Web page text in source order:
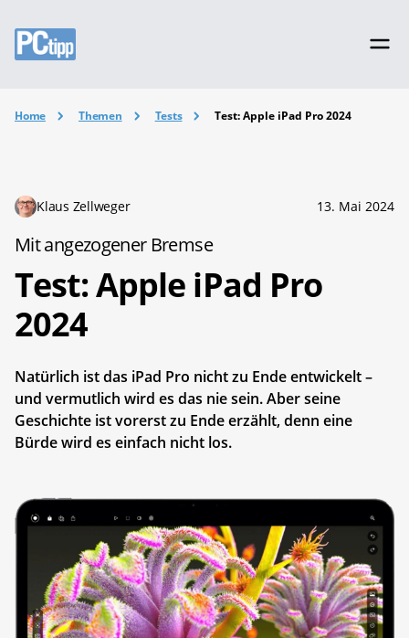
Home Themen Tests Test: Apple iPad Pro 2024
Klaus Zellweger 13. Mai 2024
Mit angezogener Bremse
Test: Apple iPad Pro
2024
Natürlich ist das iPad Pro nicht zu Ende entwickelt –
und vermutlich wird es das nie sein. Aber seine
Geschichte ist vorerst zu Ende erzählt, denn eine
Bürde wird es einfach nicht los.